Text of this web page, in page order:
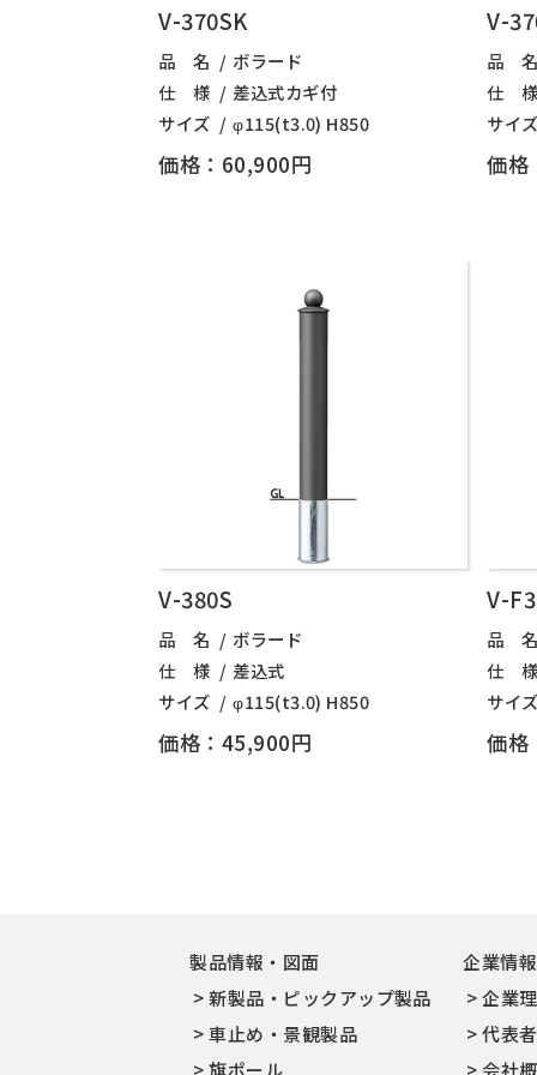
V-370SK
品 名
ボラード
仕 様
差込式カギ付
サイズ
φ115(t3.0) H850
価格：60,900円
V-
品
仕
サイ
価格
V-380S
品 名
ボラード
仕 様
差込式
サイズ
φ115(t3.0) H850
価格：45,900円
V-
品
仕
サイ
価格
製品情報・図面
新製品・ピックアップ製品
車止め・景観製品
旗ポール
企業情報
企業
代表
会社